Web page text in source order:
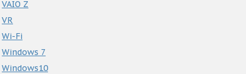
VAIO Z
VR
Wi-Fi
Windows 7
Windows10